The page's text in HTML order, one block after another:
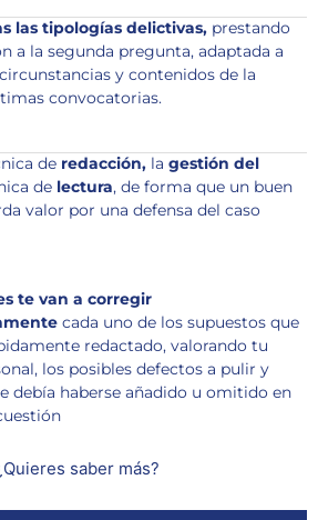
las tipologías delictivas, prestando
a la segunda pregunta, adaptada a
y contenidos de la
convocatorias.
de redacción, lagestión del
de lectura, de forma que un buen
valor por una defensa del caso
te van a corregir
cada uno de los supuestos que
redactado, valorando tu
los posibles defectos a pulir y
debía haberse añadido u omitido en
saber más?